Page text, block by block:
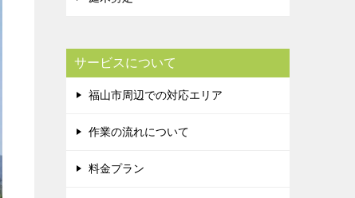
サービスについて
福山市周辺での対応エリア
作業の流れについて
料金プラン